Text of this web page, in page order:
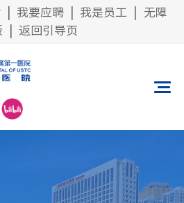
我要应聘 我是员工
无障
返回引导页